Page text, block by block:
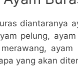
diantaranya
pelung,
yang akan